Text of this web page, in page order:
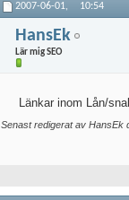
2007-06-01, 10:54
HansEk
Lär mig SEO
Länkar inom Lån/
Senast redigerat av HansEk